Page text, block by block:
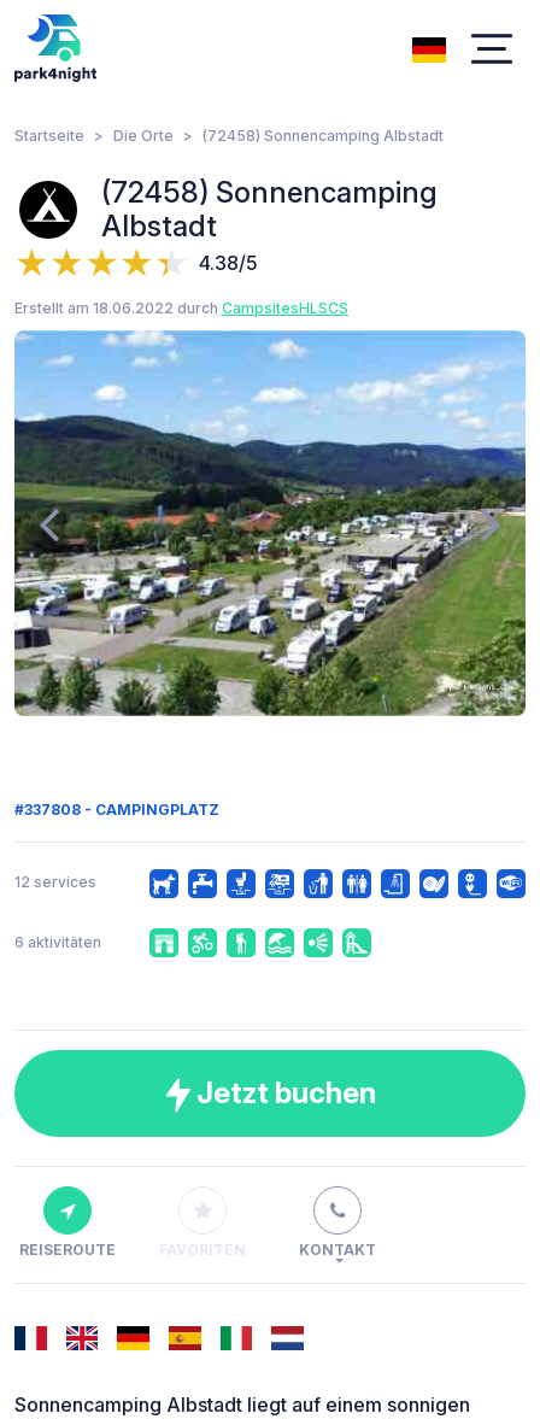
Startseite Die Orte (72458) Sonnencamping Albstadt
(72458) Sonnencamping
Albstadt
4.38/5
Erstellt am 18.06.2022 durch CampsitesHLSCS
#337808 - CAMPINGPLATZ
12 services
6 aktivitäten
Jetzt buchen
REISEROUTE FAVORITEN KONTAKT
Sonnencamping Albstadt liegt auf einem sonnigen